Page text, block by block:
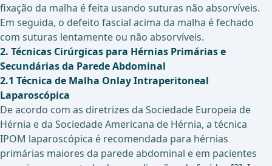
fixação da malha é feita usando suturas não absorvíveis.
Em seguida, o defeito fascial acima da malha é fechado
com suturas lentamente ou não absorvíveis.
2. Técnicas Cirúrgicas para Hérnias Primárias e
Secundárias da Parede Abdominal
2.1 Técnica de Malha Onlay Intraperitoneal
Laparoscópica
De acordo com as diretrizes da Sociedade Europeia de
Hérnia e da Sociedade Americana de Hérnia, a técnica
IPOM laparoscópica é recomendada para hérnias
primárias maiores da parede abdominal e em pacientes